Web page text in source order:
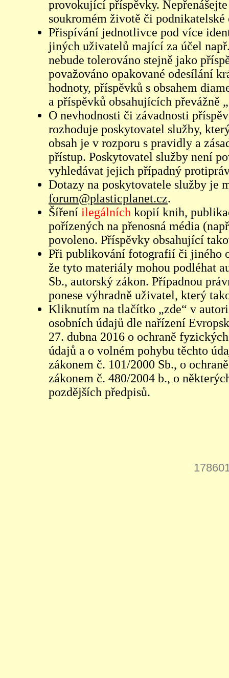
provokující příspěvky.
soukromém životě či podnikatelské
Přispívání jednotlivce pod více
jiných uživatelů mající za účel
nebude tolerováno stejně jako
považováno opakované odesílání
hodnoty, příspěvků s obsahem
a příspěvků obsahujících převážně
O nevhodnosti či závadnosti
rozhoduje poskytovatel služby,
obsah je v rozporu s pravidly a
přístup. Poskytovatel služby není
vyhledávat jejich případný
Dotazy na poskytovatele služby je
forum@plasticplanet.cz.
Šíření ilegálních kopií knih,
pořízených na přenosná média
povoleno. Příspěvky obsahující
Při publikování fotografií či jiného
že tyto materiály mohou podléhat
Sb., autorský zákon. Případnou
ponese výhradně uživatel, který
Kliknutím na tlačítko „zde“ v
osobních údajů dle nařízení
27. dubna 2016 o ochraně
údajů a o volném pohybu těchto
zákonem č. 101/2000 Sb., o
zákonem č. 480/2004 b., o
pozdějších předpisů.